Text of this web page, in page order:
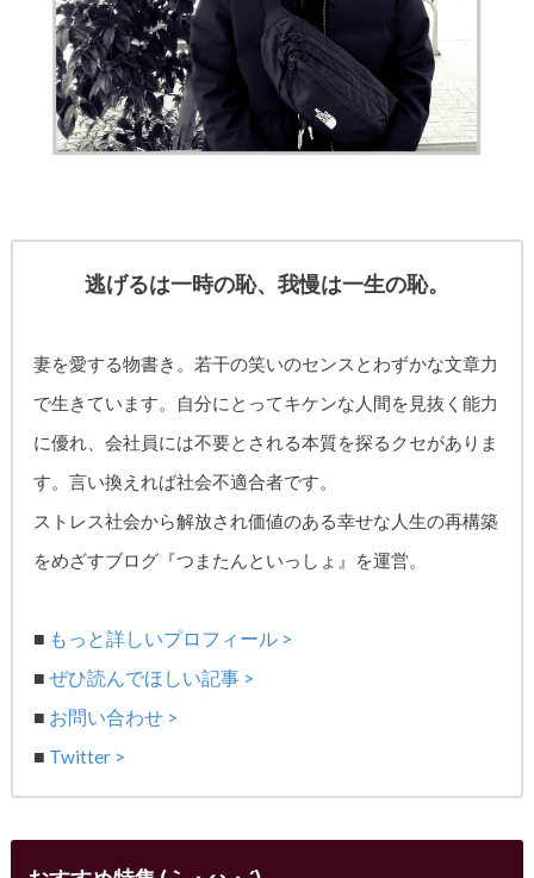
逃げるは一時の恥、我慢は一生の恥。
妻を愛する物書き。 若干の笑いのセンスとわずかな文章力
で生きています。自分にとってキケンな人間を見抜く能力
に優れ、会社員には不要とされる本質を探るクセがありま
す。言い換えれば社会不適合者です。
ストレス社会から解放され価値のある幸せな人生の再構築
をめざすブログ『つまたんといっしょ』を運営。
■ もっと詳しいプロフィール >
■ぜひ読んでほしい記事 >
■ お問い合わせ >
■ Twitter >